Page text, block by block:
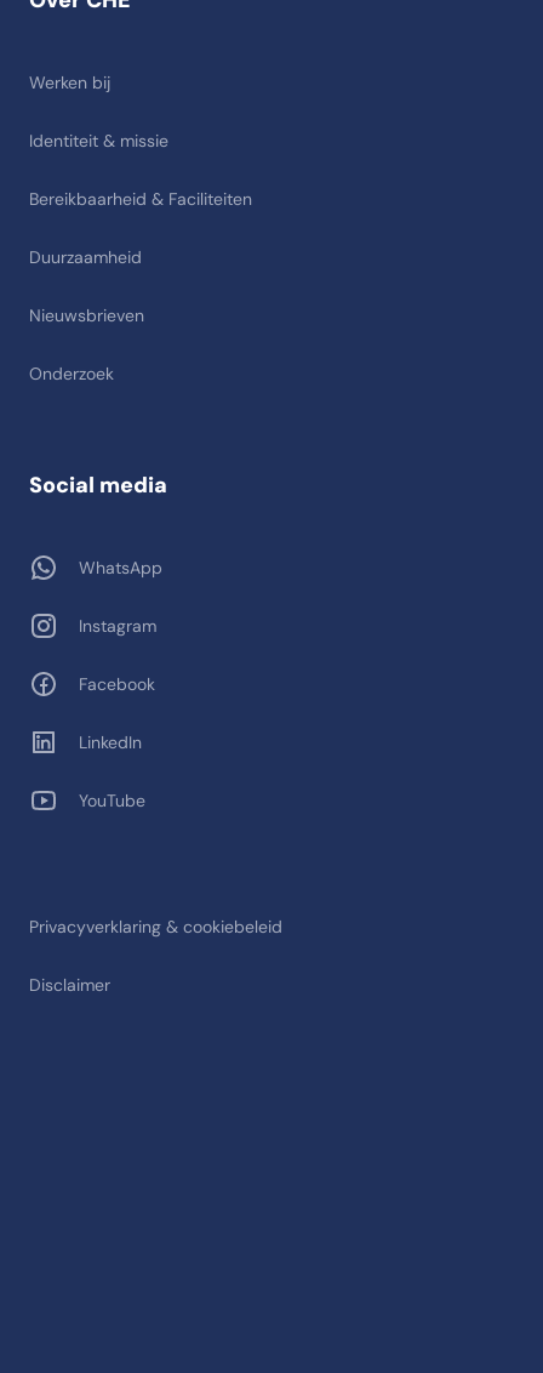
Werken bij
Identiteit & missie
Bereikbaarheid & Faciliteiten
Duurzaamheid
Nieuwsbrieven
Onderzoek
Privacyverklaring & cookiebeleid
Disclaimer
Social media
WhatsApp
Instagram
Facebook
LinkedIn
YouTube